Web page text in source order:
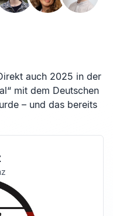
auch 2025 in der
mit dem Deutschen
– und das bereits